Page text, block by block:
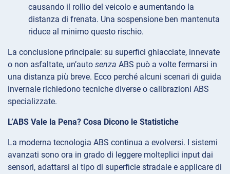
causando il rollio del veicolo e aumentando la
distanza di frenata. Una sospensione ben mantenuta
riduce al minimo questo rischio.
La conclusione principale: su superfici ghiacciate, innevate
o non asfaltate, un’auto senza ABS può a volte fermarsi in
una distanza più breve. Ecco perché alcuni scenari di guida
invernale richiedono tecniche diverse o calibrazioni ABS
specializzate.
L’ABS Vale la Pena? Cosa Dicono le Statistiche
La moderna tecnologia ABS continua a evolversi. I sistemi
avanzati sono ora in grado di leggere molteplici input dai
sensori, adattarsi al tipo di superficie stradale e applicare di